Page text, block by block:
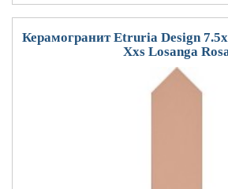
Керамогранит Etruria Design
Xxs Losanga